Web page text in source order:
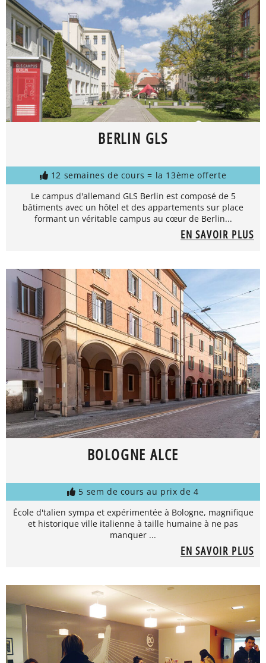
BERLIN GLS
12 semaines de cours = la 13ème offerte
Le campus d'allemand GLS Berlin est composé de 5
bâtiments avec un hôtel et des appartements sur place
formant un véritable campus au cœur de Berlin...
EN SAVOIR PLUS
BOLOGNE ALCE
5 sem de cours au prix de 4
École d'talien sympa et expérimentée à Bologne, magnifique
et historique ville italienne à taille humaine à ne pas
manquer ...
EN SAVOIR PLUS